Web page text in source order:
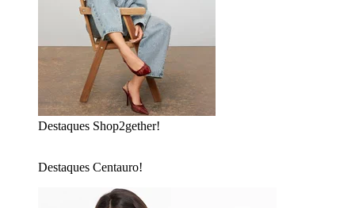
Destaques Shop2gether!
Destaques Centauro!